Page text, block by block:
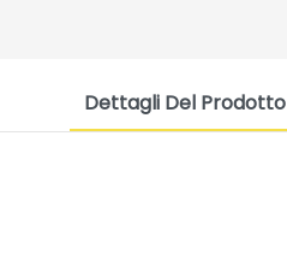
Dettagli Del Prodotto